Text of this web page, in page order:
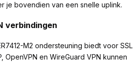
je bovendien van een snelle uplink.
verbindingen
M2 ondersteuning biedt voor SSL
OpenVPN en WireGuard VPN kunnen